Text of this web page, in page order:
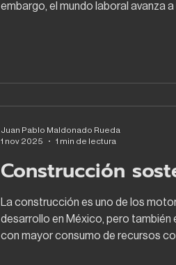
embargo, el mundo laboral avanza
brecha entre la academia y la
Construcción
La construcción es uno de los
desarrollo en México, pero también
con mayor consumo de recursos
Juan Pablo Maldonado Rueda
1 nov 2025
1 min de lectura